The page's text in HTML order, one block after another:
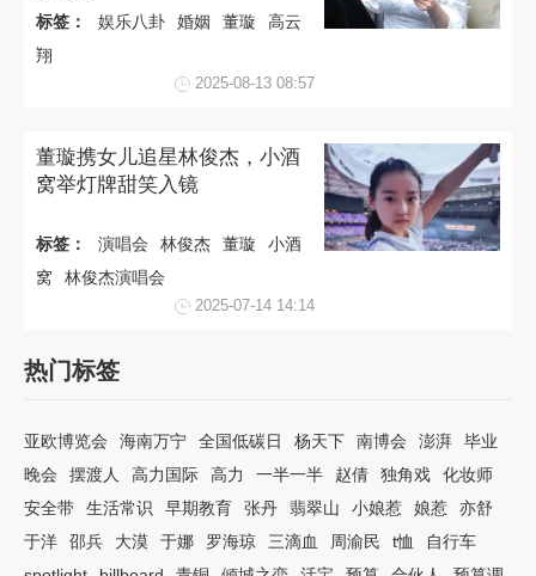
标签： 娱乐八卦 婚姻 董璇
高云
翔
2025-08-13 08:57
董璇携女儿追星林俊杰，小酒
窝举灯牌甜笑入镜
标签： 演唱会 林俊杰 董璇
小酒
窝
林俊杰演唱会
2025-07-14 14:14
热门标签
亚欧博览会 海南万宁 全国低碳日 杨天下 南博会 澎湃
毕业
晚会
摆渡人 高力国际 高力 一半一半 赵倩 独角戏
化妆师
安全带
生活常识 早期教育 张丹 翡翠山 小娘惹 娘惹
亦舒
于洋
邵兵 大漠 于娜 罗海琼 三滴血 周渝民 t恤
自行车